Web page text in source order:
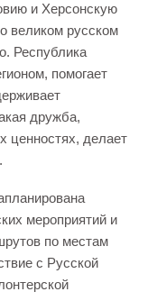
и Херсонскую
великом русском
Республика
помогает
дружба,
ценностях, делает
мероприятий и
по местам
с Русской